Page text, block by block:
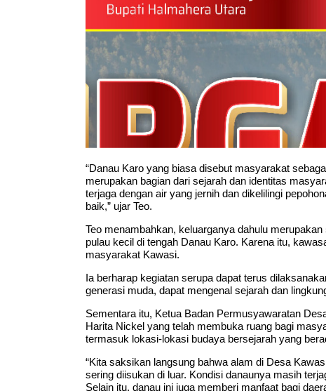
“Danau Karo yang biasa disebut masyarakat
merupakan bagian dari sejarah dan identitas
terjaga dengan air yang jernih dan dikelilingi
baik,” ujar Teo.
Teo menambahkan, keluarganya dahulu
pulau kecil di tengah Danau Karo. Karena itu,
masyarakat Kawasi.
Ia berharap kegiatan serupa dapat terus
generasi muda, dapat mengenal sejarah dan
Sementara itu, Ketua Badan Permusyawaratan
Harita Nickel yang telah membuka ruang bagi
termasuk lokasi-lokasi budaya bersejarah yang
“Kita saksikan langsung bahwa alam di Desa
sering diisukan di luar. Kondisi danaunya masih
Selain itu, danau ini juga memberi manfaat bagi